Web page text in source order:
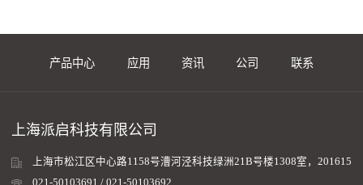
产品中心 应用 资讯 公司 联系
上海派启科技有限公司
上海市松江区中心路1158号漕河泾科技绿洲21B号楼1308室，201615